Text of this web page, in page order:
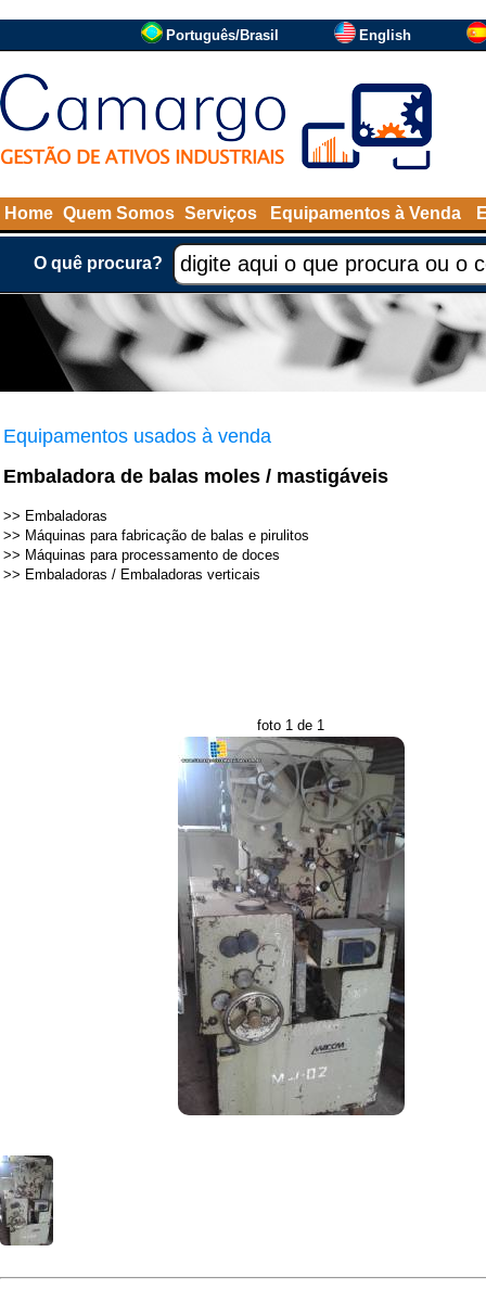
Português/Brasil English
Home Quem Somos Serviços Equipamentos à Venda
O quê procura?
Equipamentos usados à venda
Embaladora de balas moles / mastigáveis
>> Embaladoras
>> Máquinas para fabricação de balas e pirulitos
>> Máquinas para processamento de doces
>> Embaladoras / Embaladoras verticais
foto 1 de 1